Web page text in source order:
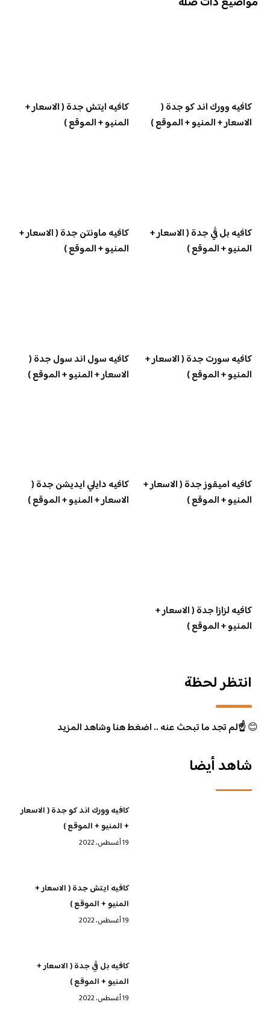
كافيه وورك اند كو جدة (
الاسعار + المنيو + الموقع )
كافيه ايتش جدة ( الاسعار +
المنيو + الموقع )
كافيه بل ڤي جدة ( الاسعار +
المنيو + الموقع )
كافيه ماونتن جدة ( الاسعار +
المنيو + الموقع )
كافيه سورت جدة ( الاسعار +
المنيو + الموقع )
كافيه سول اند سول جدة (
الاسعار + المنيو + الموقع )
كافيه اميقوز جدة ( الاسعار +
المنيو + الموقع )
كافيه دايلي ايديشن جدة (
الاسعار + المنيو + الموقع )
كافيه لزازا جدة ( الاسعار +
المنيو + الموقع )
انتظر لحظة
😊☝️لم تجد ما تبحث عنه .. اضغط هنا وشاهد المزيد
شاهد أيضا
كافيه وورك اند كو جدة ( الاسعار
+ المنيو + الموقع )
19 أغسطس، 2022
كافيه ايتش جدة ( الاسعار +
المنيو + الموقع )
19 أغسطس، 2022
كافيه بل ڤي جدة ( الاسعار +
المنيو + الموقع )
19 أغسطس، 2022